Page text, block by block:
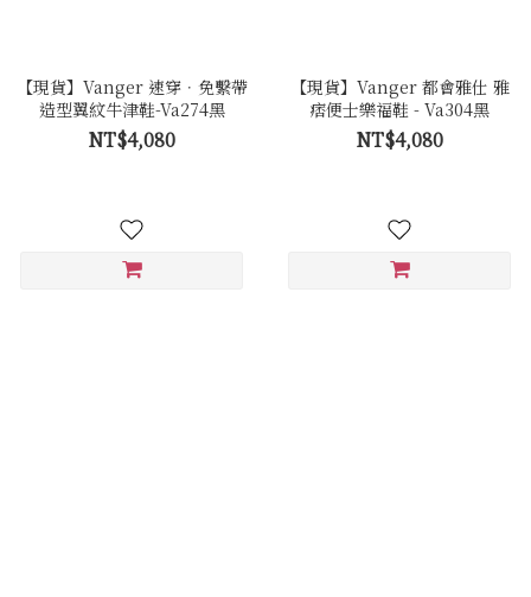
【現貨】Vanger 速穿．免繫帶
造型翼紋牛津鞋-Va274黑
NT$4,080
【現貨】Vanger 都會雅仕 雅
痞便士樂福鞋 - Va304黑
NT$4,080